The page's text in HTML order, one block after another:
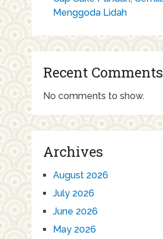
Menggoda Lidah
Recent Comments
No comments to show.
Archives
August 2026
July 2026
June 2026
May 2026